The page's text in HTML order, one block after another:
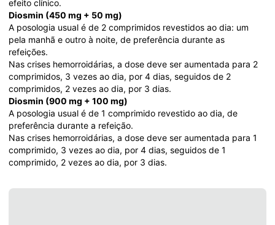
efeito clínico.
Diosmin (450 mg + 50 mg)
A posologia usual é de 2 comprimidos revestidos ao dia: um
pela manhã e outro à noite, de preferência durante as
refeições.
Nas crises hemorroidárias, a dose deve ser aumentada para 2
comprimidos, 3 vezes ao dia, por 4 dias, seguidos de 2
comprimidos, 2 vezes ao dia, por 3 dias.
Diosmin (900 mg + 100 mg)
A posologia usual é de 1 comprimido revestido ao dia, de
preferência durante a refeição.
Nas crises hemorroidárias, a dose deve ser aumentada para 1
comprimido, 3 vezes ao dia, por 4 dias, seguidos de 1
comprimido, 2 vezes ao dia, por 3 dias.